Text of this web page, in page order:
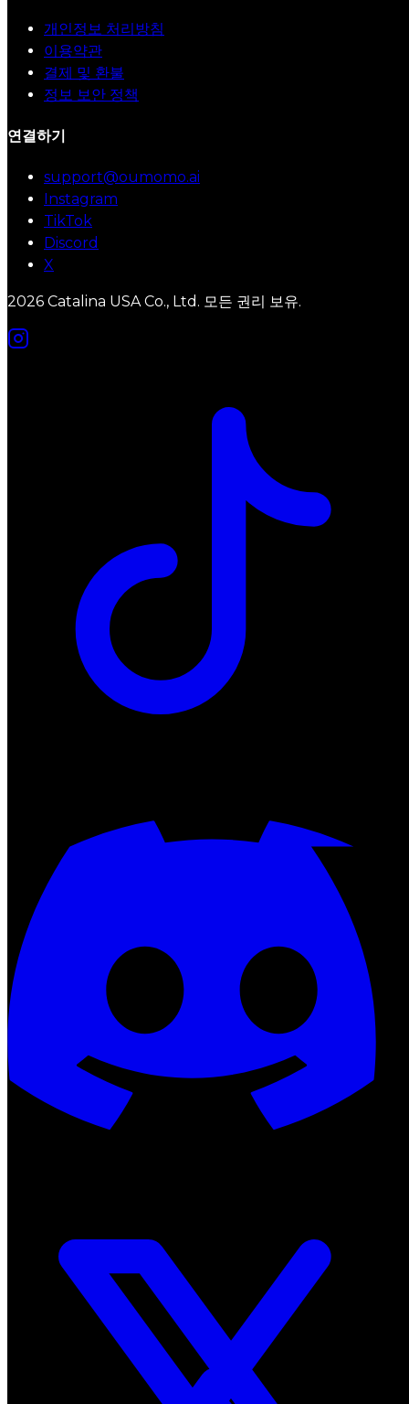
개인정보 처리방침
이용약관
결제 및 환불
정보 보안 정책
연결하기
support@oumomo.ai
Instagram
TikTok
Discord
X
2026 Catalina USA Co., Ltd. 모든 권리 보유.